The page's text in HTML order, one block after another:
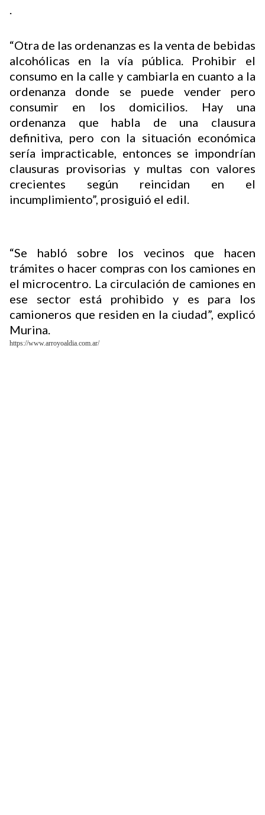
.
“Otra de las ordenanzas es la venta de bebidas
alcohólicas en la vía pública. Prohibir el
consumo en la calle y cambiarla en cuanto a la
ordenanza donde se puede vender pero
consumir en los domicilios. Hay una
ordenanza que habla de una clausura
definitiva, pero con la situación económica
sería impracticable, entonces se impondrían
clausuras provisorias y multas con valores
crecientes según reincidan en el
incumplimiento”, prosiguió el edil.
“Se habló sobre los vecinos que hacen
trámites o hacer compras con los camiones en
el microcentro. La circulación de camiones en
ese sector está prohibido y es para los
camioneros que residen en la ciudad”, explicó
Murina.
https://www.arroyoaldia.com.ar/